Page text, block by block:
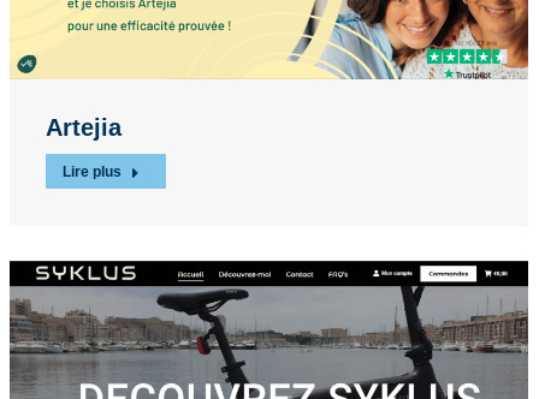
Artejia
Lire plus